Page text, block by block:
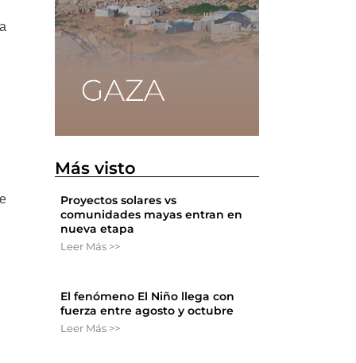
Más visto
Proyectos solares vs
comunidades mayas entran en
nueva etapa
Leer Más >>
El fenómeno El Niño llega con
fuerza entre agosto y octubre
Leer Más >>